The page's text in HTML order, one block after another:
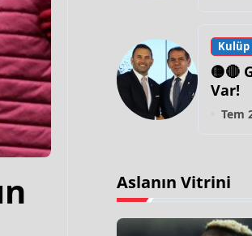
Kulüp
🟡🔴
Var!
Tem
Aslanın Vitrini